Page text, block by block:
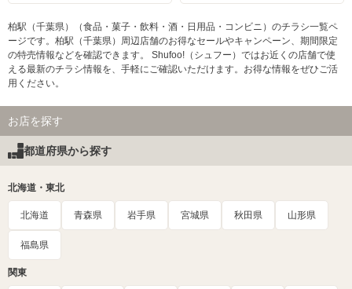
柏駅（千葉県）（食品・菓子・飲料・酒・日用品・コンビニ）のチラシ一覧ペ
ージです。柏駅（千葉県）周辺店舗のお得なセールやキャンペーン、期間限定
の特売情報などを確認できます。 Shufoo!（シュフー）ではお近くの店舗で使
える最新のチラシ情報を、手軽にご確認いただけます。お得な情報をぜひご活
用ください。
お店を探す
都道府県から探す
北海道・東北
北海道 青森県 岩手県 宮城県 秋田県 山形県
福島県
関東